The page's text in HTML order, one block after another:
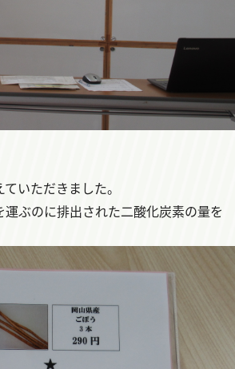
いただきました。
ぶのに排出された二酸化炭素の量を